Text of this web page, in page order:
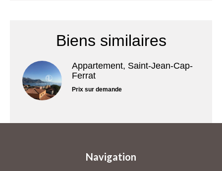
Biens similaires
Appartement, Saint-Jean-Cap-
Ferrat
Prix sur demande
Navigation